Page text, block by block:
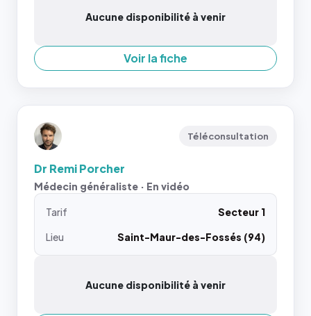
Aucune disponibilité à venir
Voir la fiche
Téléconsultation
Dr Remi Porcher
Médecin généraliste · En vidéo
Tarif
Secteur 1
Lieu
Saint-Maur-des-Fossés (94)
Aucune disponibilité à venir